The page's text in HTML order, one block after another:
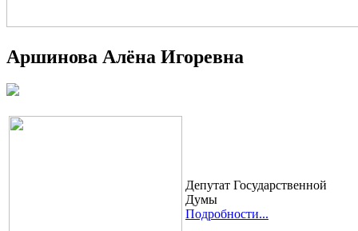
Аршинова Алёна Игоревна
Депутат Государственной
Думы
Подробности...